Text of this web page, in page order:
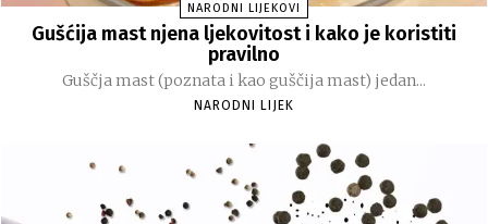
NARODNI LIJEKOVI
Gušćija mast njena ljekovitost i kako je koristiti
pravilno
Guščja mast (poznata i kao guščija mast) jedan...
NARODNI LIJEK